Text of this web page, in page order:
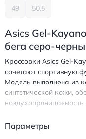
49 50.5
Asics Gel-
бега серо-
Кроссовки Asics Gel-
сочетают спортивную
Модель выполнена из
синтетической кожи,
воздухопроницаемость
поверхности, а
Параметры